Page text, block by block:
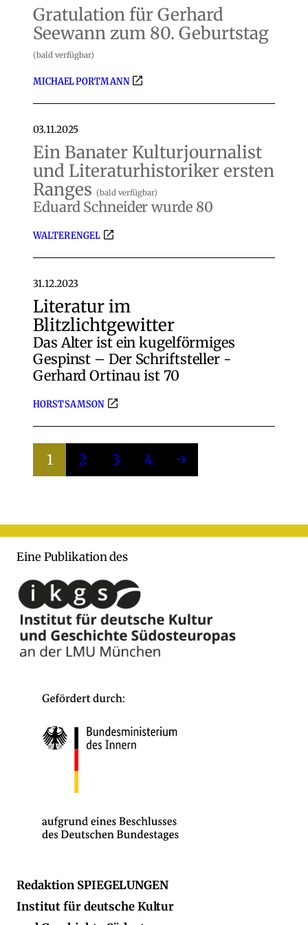
Gratulation für Gerhard
Seewann zum 80. Geburtstag
(bald verfügbar)
MICHAEL PORTMANN
03.11.2025
Ein Banater Kulturjournalist
und Literaturhistoriker ersten
Ranges (bald verfügbar)
Eduard Schneider wurde 80
WALTER ENGEL
31.12.2023
Literatur im
Blitzlichtgewitter
Das Alter ist ein kugelförmiges
Gespinst – Der Schriftsteller ­
Gerhard Ortinau ist 70
HORST SAMSON
1 2 3 4 →
Eine Publikation des
Redaktion SPIEGELUNGEN
Institut für deutsche Kultur